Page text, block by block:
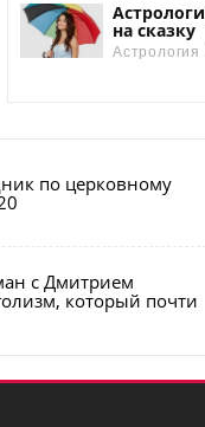
на сказку
по церковному
с Дмитрием
который почти